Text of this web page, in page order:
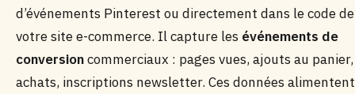
d’événements Pinterest ou directement dans le code de
votre site e-commerce. Il capture les événements de
conversioncommerciaux : pages vues, ajouts au panier,
achats, inscriptions newsletter. Ces données alimentent